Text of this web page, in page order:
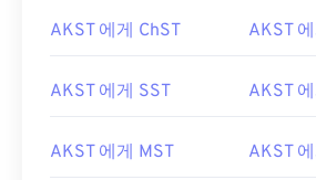
AKST 에게 ChST AKST
AKST 에게 SST AKST
AKST 에게 MST AKST